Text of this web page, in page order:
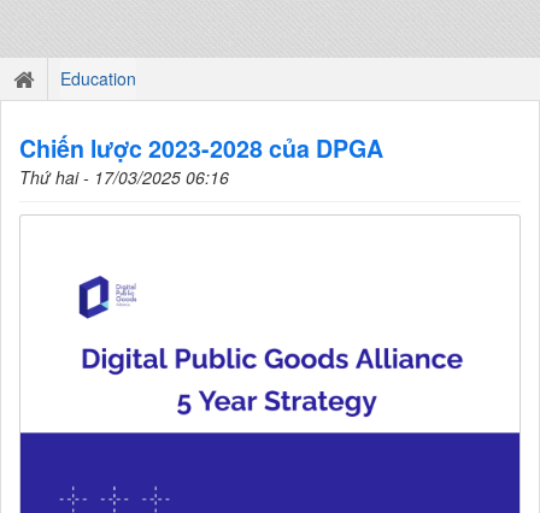
Education
Chiến lược 2023-2028 của DPGA
Thứ hai - 17/03/2025 06:16